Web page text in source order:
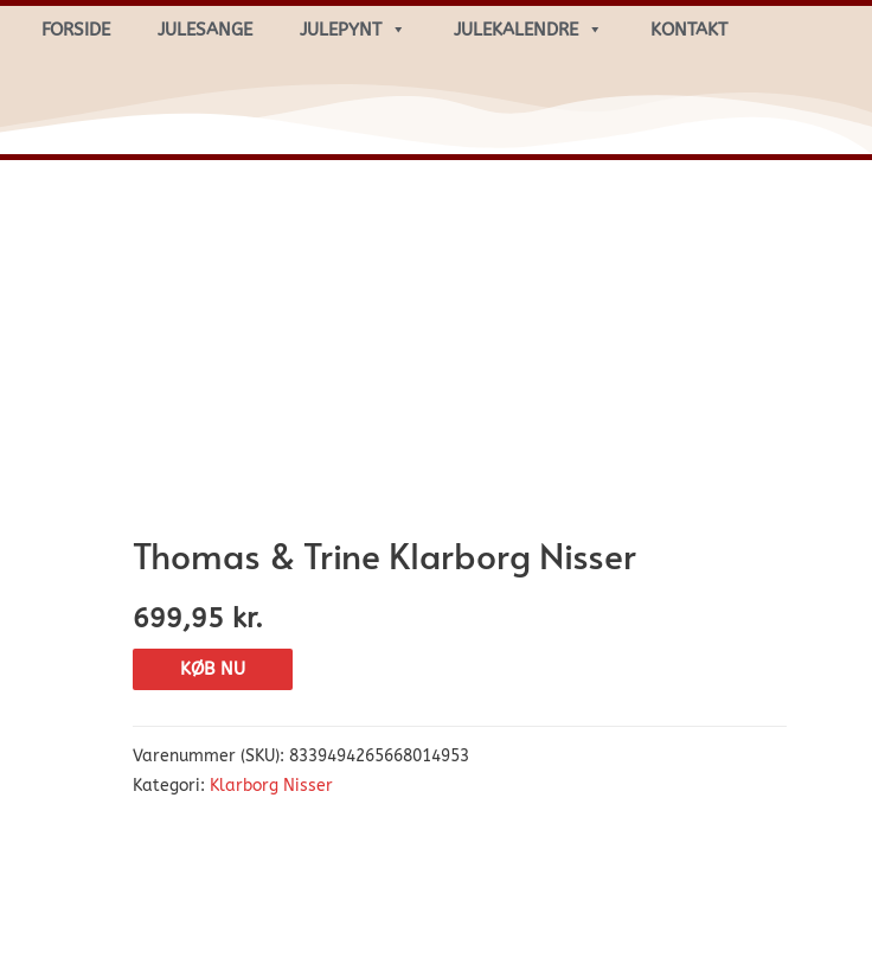
FORSIDE JULESANGE JULEPYNT JULEKALENDRE KONTAKT
Thomas & Trine Klarborg Nisser
699,95 kr.
KØB NU
Varenummer (SKU): 8339494265668014953
Kategori: Klarborg Nisser